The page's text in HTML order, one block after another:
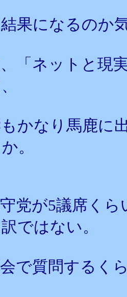
果になるのか
「ネットと現
かなり馬鹿に
。
党が5議席く
ではない。
で質問するく